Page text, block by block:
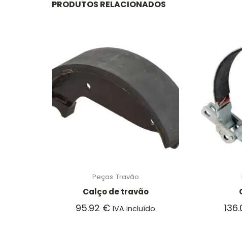
PRODUTOS RELACIONADOS
Peças Travão
Calço de travão
95.92 € IVA incluído